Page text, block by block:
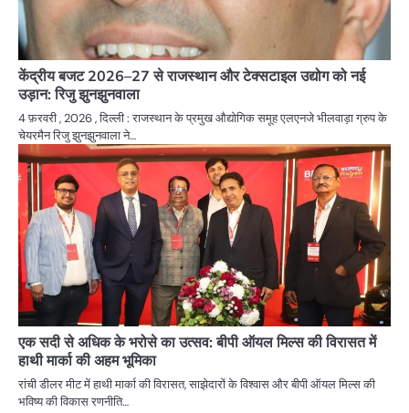
केंद्रीय बजट 2026–27 से राजस्थान और टेक्सटाइल उद्योग को नई
उड़ान: रिजु झुनझुनवाला
4 फ़रवरी , 2026 , दिल्ली : राजस्थान के प्रमुख औद्योगिक समूह एलएनजे भीलवाड़ा ग्रुप के
चेयरमैन रिजु झुनझुनवाला ने…
एक सदी से अधिक के भरोसे का उत्सव: बीपी ऑयल मिल्स की विरासत में
हाथी मार्का की अहम भूमिका
रांची डीलर मीट में हाथी मार्का की विरासत, साझेदारों के विश्वास और बीपी ऑयल मिल्स की
भविष्य की विकास रणनीति…